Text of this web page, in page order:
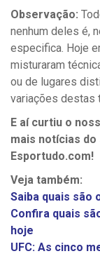
Observação:
nenhum deles é,
especifica. Hoje
misturaram
ou de lugares
variações destas
E aí curtiu o
mais notícias
Esportudo.com!
Veja também:
Saiba quais
Confira quais
hoje
UFC: As cinco